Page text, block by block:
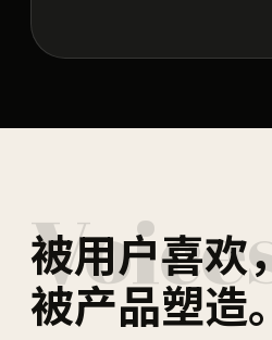
被用户喜欢
被产品塑造